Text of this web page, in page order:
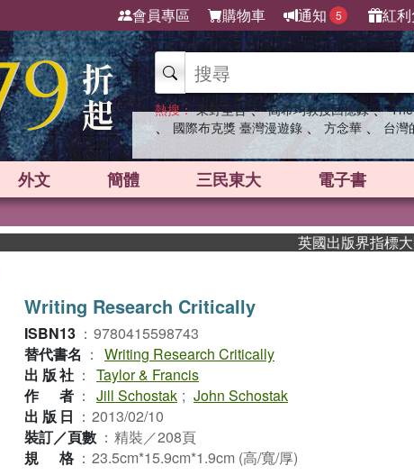
會員專區 購物車 通知 5 紅
熱搜： 東野圭吾 、 高希均教授回憶錄 、
、 國際布克獎 臺灣漫遊錄 、 方念華 、 台灣
外文 簡體 三民東大 電子書
英國出版界指標大獎
Writing Research Critically
ISBN13 ： 9780415598743
替代書名 ： Writing Research Critically
出版社 ： Taylor & Francis
作者 ： Jill Schostak ; John Schostak
出版日 ： 2013/02/10
裝訂／頁數 ： 精裝／208頁
規格 ： 23.5cm*15.9cm*1.9cm (高/寬/厚)